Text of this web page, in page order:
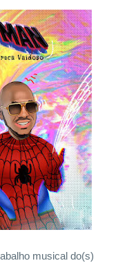
musical do(s)